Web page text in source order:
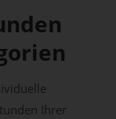
Ihrer